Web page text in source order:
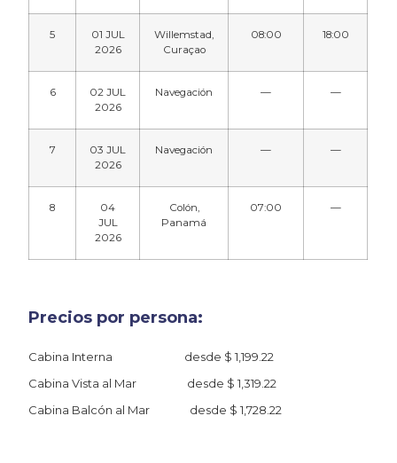
5
01 JUL
2026
Willemstad,
Curaçao
08:00 18:00
6
02 JUL
2026
Navegación — —
7
03 JUL
2026
Navegación — —
8
04
JUL
2026
Colón,
Panamá
07:00 —
Precios por persona:
Cabina Interna desde $ 1,199.22
Cabina Vista al Mar desde $ 1,319.22
Cabina Balcón al Mar desde $ 1,728.22